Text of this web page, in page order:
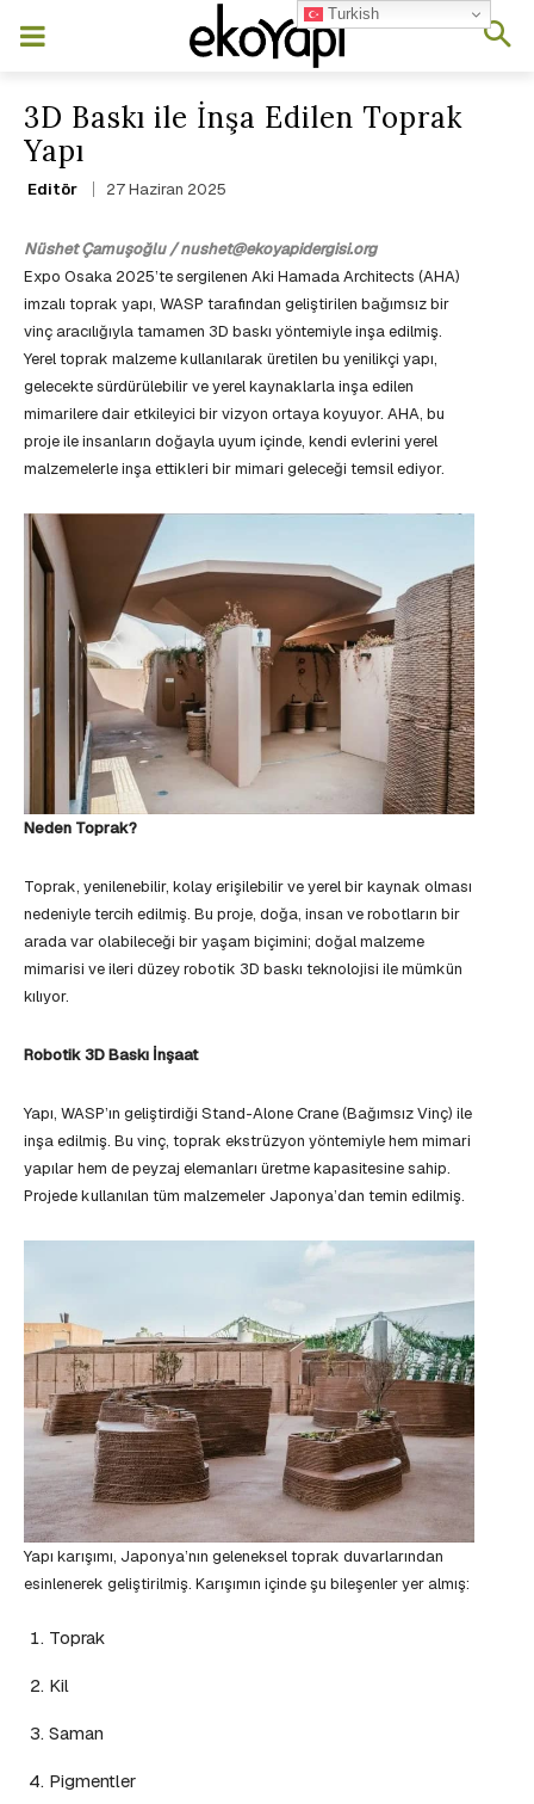
3D Baskı ile İnşa Edilen Toprak
Yapı
Editör 27 Haziran 2025
Nüshet Çamuşoğlu / nushet@ekoyapidergisi.org
Expo Osaka 2025’te sergilenen Aki Hamada Architects (AHA)
imzalı toprak yapı, WASP tarafından geliştirilen bağımsız bir
vinç aracılığıyla tamamen 3D baskı yöntemiyle inşa edilmiş.
Yerel toprak malzeme kullanılarak üretilen bu yenilikçi yapı,
gelecekte sürdürülebilir ve yerel kaynaklarla inşa edilen
mimarilere dair etkileyici bir vizyon ortaya koyuyor. AHA, bu
proje ile insanların doğayla uyum içinde, kendi evlerini yerel
malzemelerle inşa ettikleri bir mimari geleceği temsil ediyor.
Neden Toprak?
Toprak, yenilenebilir, kolay erişilebilir ve yerel bir kaynak olması
nedeniyle tercih edilmiş. Bu proje, doğa, insan ve robotların bir
arada var olabileceği bir yaşam biçimini; doğal malzeme
mimarisi ve ileri düzey robotik 3D baskı teknolojisi ile mümkün
kılıyor.
Robotik 3D Baskı İnşaat
Yapı, WASP’ın geliştirdiği Stand-Alone Crane (Bağımsız Vinç) ile
inşa edilmiş. Bu vinç, toprak ekstrüzyon yöntemiyle hem mimari
yapılar hem de peyzaj elemanları üretme kapasitesine sahip.
Projede kullanılan tüm malzemeler Japonya’dan temin edilmiş.
Yapı karışımı, Japonya’nın geleneksel toprak duvarlarından
esinlenerek geliştirilmiş. Karışımın içinde şu bileşenler yer almış:
Toprak
Kil
Saman
Pigmentler
Turkish